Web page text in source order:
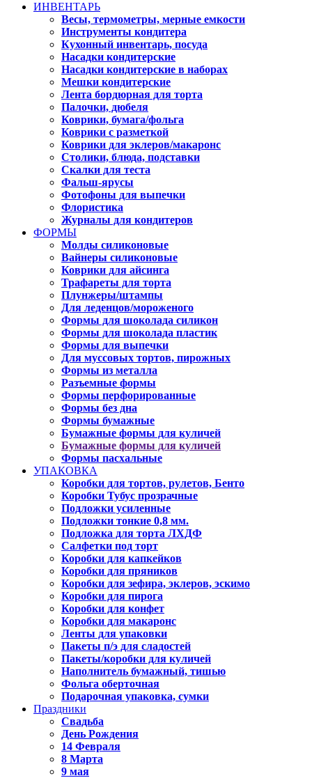
ИНВЕНТАРЬ
Весы, термометры, мерные емкости
Инструменты кондитера
Кухонный инвентарь, посуда
Насадки кондитерские
Насадки кондитерские в наборах
Мешки кондитерские
Лента бордюрная для торта
Палочки, дюбеля
Коврики, бумага/фольга
Коврики с разметкой
Коврики для эклеров/макаронс
Столики, блюда, подставки
Скалки для теста
Фальш-ярусы
Фотофоны для выпечки
Флористика
Журналы для кондитеров
ФОРМЫ
Молды силиконовые
Вайнеры силиконовые
Коврики для айсинга
Трафареты для торта
Плунжеры/штампы
Для леденцов/мороженого
Формы для шоколада силикон
Формы для шоколада пластик
Формы для выпечки
Для муссовых тортов, пирожных
Формы из металла
Разъемные формы
Формы перфорированные
Формы без дна
Формы бумажные
Бумажные формы для куличей
Бумажные формы для куличей
Формы пасхальные
УПАКОВКА
Коробки для тортов, рулетов, Бенто
Коробки Тубус прозрачные
Подложки усиленные
Подложки тонкие 0,8 мм.
Подложка для торта ЛХДФ
Салфетки под торт
Коробки для капкейков
Коробки для пряников
Коробки для зефира, эклеров, эскимо
Коробки для пирога
Коробки для конфет
Коробки для макаронс
Ленты для упаковки
Пакеты п/э для сладостей
Пакеты/коробки для куличей
Наполнитель бумажный, тишью
Фольга оберточная
Подарочная упаковка, сумки
Праздники
Свадьба
День Рождения
14 Февраля
8 Марта
9 мая